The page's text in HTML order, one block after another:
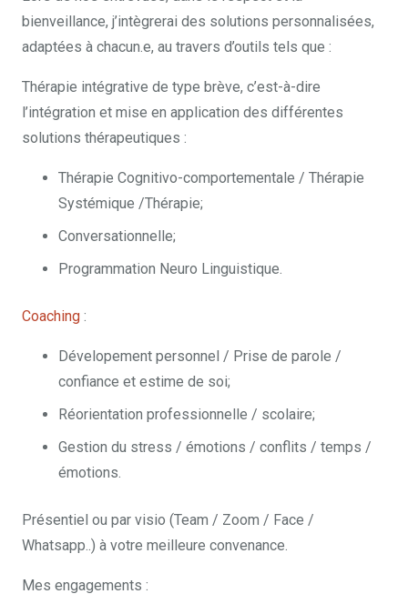
bienveillance, j’intègrerai des solutions personnalisées,
adaptées à chacun.e, au travers d’outils tels que :
Thérapie intégrative de type brève, c’est-à-dire
l’intégration et mise en application des différentes
solutions thérapeutiques :
Thérapie Cognitivo-comportementale / Thérapie
Systémique /Thérapie;
Conversationnelle;
Programmation Neuro Linguistique.
Coaching :
Dévelopement personnel / Prise de parole /
confiance et estime de soi;
Réorientation professionnelle / scolaire;
Gestion du stress / émotions / conflits / temps /
émotions.
Présentiel ou par visio (Team / Zoom / Face /
Whatsapp..) à votre meilleure convenance.
Mes engagements :